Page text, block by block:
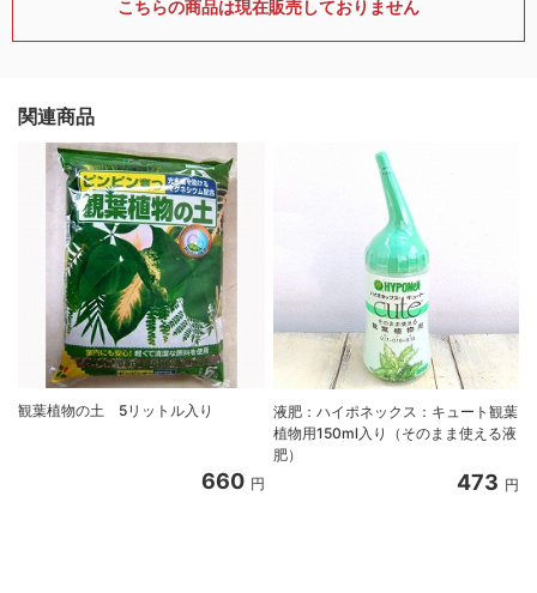
こちらの商品は現在販売しておりません
関連商品
観葉植物の土 5リットル入り
660 円
液肥：ハイポネックス：キュート観葉
植物用150ml入り（そのまま使える液
肥）
473 円